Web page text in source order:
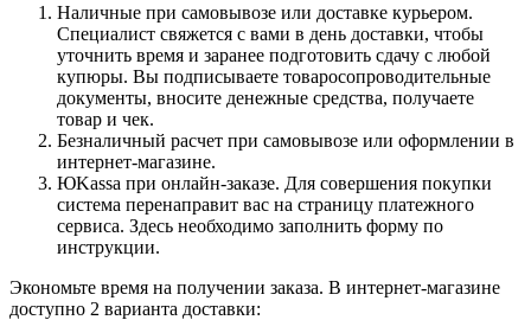
Наличные при самовывозе или доставке курьером.
Специалист свяжется с вами в день доставки, чтобы
уточнить время и заранее подготовить сдачу с любой
купюры. Вы подписываете товаросопроводительные
документы, вносите денежные средства, получаете
товар и чек.
Безналичный расчет при самовывозе или оформлении в
интернет-магазине.
ЮKassa при онлайн-заказе. Для совершения покупки
система перенаправит вас на страницу платежного
сервиса. Здесь необходимо заполнить форму по
инструкции.
Экономьте время на получении заказа. В интернет-магазине
доступно 2 варианта доставки: